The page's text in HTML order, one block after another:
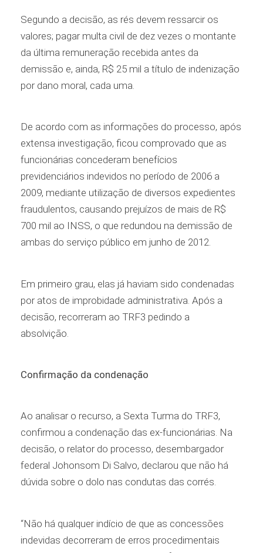
Segundo a decisão, as rés devem ressarcir os
valores; pagar multa civil de dez vezes o montante
da última remuneração recebida antes da
demissão e, ainda, R$ 25 mil a título de indenização
por dano moral, cada uma.
De acordo com as informações do processo, após
extensa investigação, ficou comprovado que as
funcionárias concederam benefícios
previdenciários indevidos no período de 2006 a
2009, mediante utilização de diversos expedientes
fraudulentos, causando prejuízos de mais de R$
700 mil ao INSS, o que redundou na demissão de
ambas do serviço público em junho de 2012.
Em primeiro grau, elas já haviam sido condenadas
por atos de improbidade administrativa. Após a
decisão, recorreram ao TRF3 pedindo a
absolvição.
Confirmação da condenação
Ao analisar o recurso, a Sexta Turma do TRF3,
confirmou a condenação das ex-funcionárias. Na
decisão, o relator do processo, desembargador
federal Johonsom Di Salvo, declarou que não há
dúvida sobre o dolo nas condutas das corrés.
“Não há qualquer indício de que as concessões
indevidas decorreram de erros procedimentais